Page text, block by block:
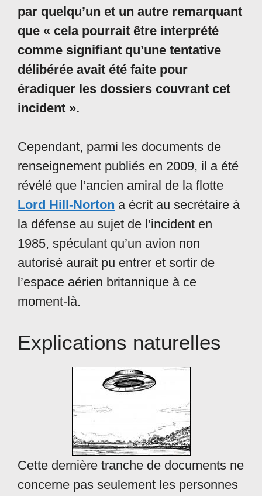
par quelqu’un et un autre remarquant
que « cela pourrait être interprété
comme signifiant qu’une tentative
délibérée avait été faite pour
éradiquer les dossiers couvrant cet
incident ».
Cependant, parmi les documents de
renseignement publiés en 2009, il a été
révélé que l’ancien amiral de la flotte
Lord Hill-Norton a écrit au secrétaire à
la défense au sujet de l’incident en
1985, spéculant qu’un avion non
autorisé aurait pu entrer et sortir de
l’espace aérien britannique à ce
moment-là.
Explications naturelles
Cette dernière tranche de documents ne
concerne pas seulement les personnes